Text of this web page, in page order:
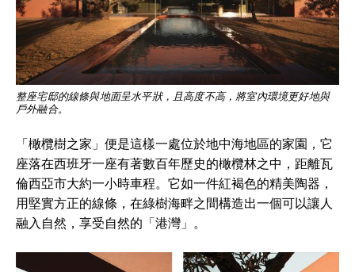
整座宅邸的線條與地面呈水平狀，且高度不高，將室內環境更好地與
戶外融合。
「橄欖樹之家」便是這樣一處位於地中海地區的家園，它
座落在西班牙一座有著數百年歷史的橄欖林之中，距離瓦
倫西亞市大約一小時車程。它如一件紅褐色的精美陶器，
用堅實方正的線條，在綠樹海畔之間構造出一個可以讓人
融入自然，享受自然的「港灣」。